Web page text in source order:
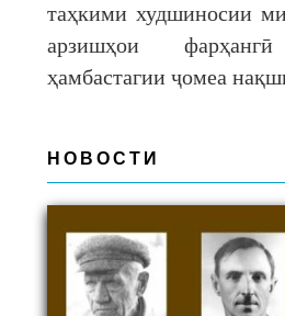
таҳкими худшиносии
арзишҳои
ҳамбастагии ҷомеа
НОВОСТИ